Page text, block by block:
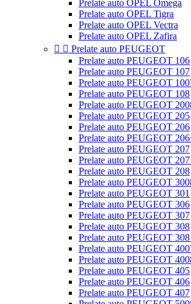
Prelate auto OPEL Omega
Prelate auto OPEL Tigra
Prelate auto OPEL Vectra
Prelate auto OPEL Zafira
  Prelate auto PEUGEOT
Prelate auto PEUGEOT 106
Prelate auto PEUGEOT 107
Prelate auto PEUGEOT
Prelate auto PEUGEOT 108
Prelate auto PEUGEOT
Prelate auto PEUGEOT 205
Prelate auto PEUGEOT 206
Prelate auto PEUGEOT
Prelate auto PEUGEOT 207
Prelate auto PEUGEOT
Prelate auto PEUGEOT 208
Prelate auto PEUGEOT
Prelate auto PEUGEOT 301
Prelate auto PEUGEOT 306
Prelate auto PEUGEOT 307
Prelate auto PEUGEOT 308
Prelate auto PEUGEOT
Prelate auto PEUGEOT
Prelate auto PEUGEOT
Prelate auto PEUGEOT 405
Prelate auto PEUGEOT 406
Prelate auto PEUGEOT 407